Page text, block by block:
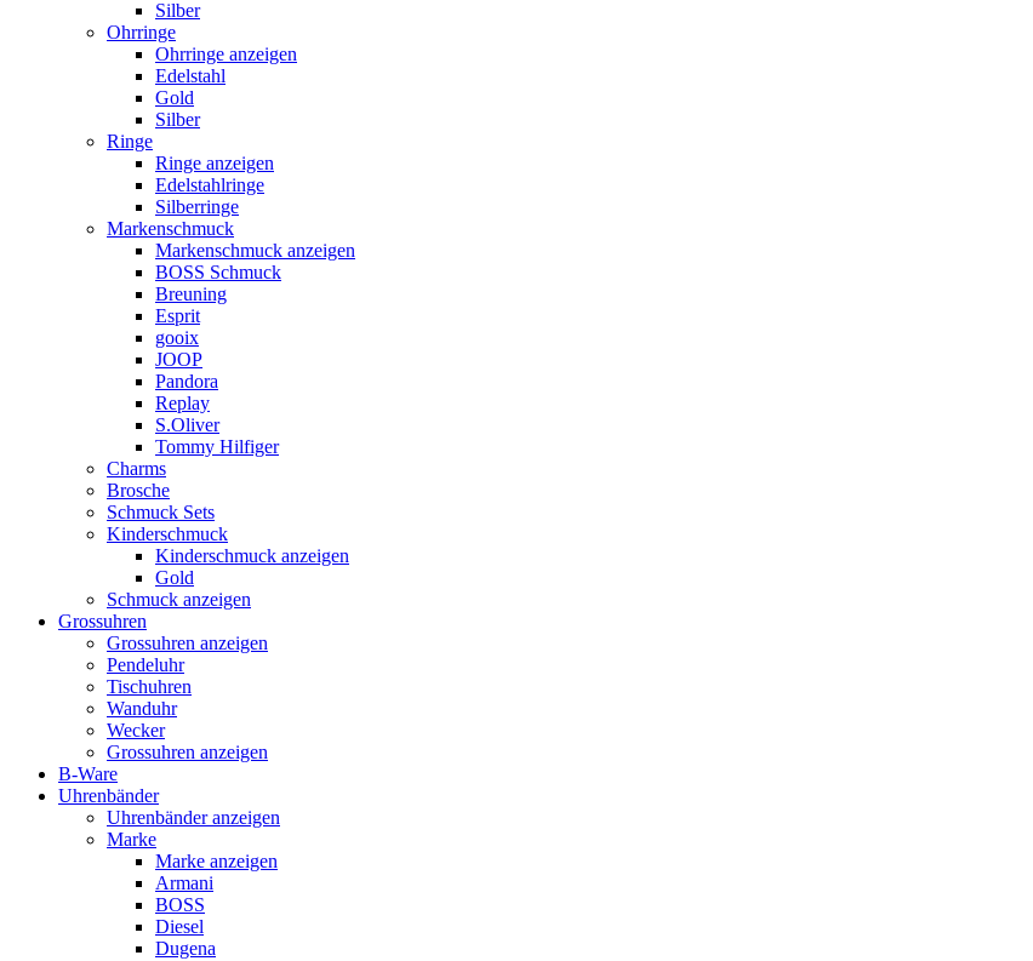
Silber
Ohrringe
Ohrringe anzeigen
Edelstahl
Gold
Silber
Ringe
Ringe anzeigen
Edelstahlringe
Silberringe
Markenschmuck
Markenschmuck anzeigen
BOSS Schmuck
Breuning
Esprit
gooix
JOOP
Pandora
Replay
S.Oliver
Tommy Hilfiger
Charms
Brosche
Schmuck Sets
Kinderschmuck
Kinderschmuck anzeigen
Gold
Schmuck anzeigen
Grossuhren
Grossuhren anzeigen
Pendeluhr
Tischuhren
Wanduhr
Wecker
Grossuhren anzeigen
B-Ware
Uhrenbänder
Uhrenbänder anzeigen
Marke
Marke anzeigen
Armani
BOSS
Diesel
Dugena